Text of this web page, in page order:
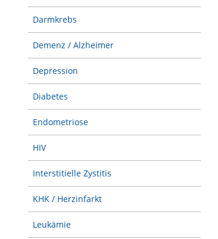
Darmkrebs
Demenz / Alzheimer
Depression
Diabetes
Endometriose
HIV
Interstitielle Zystitis
KHK / Herzinfarkt
Leukämie